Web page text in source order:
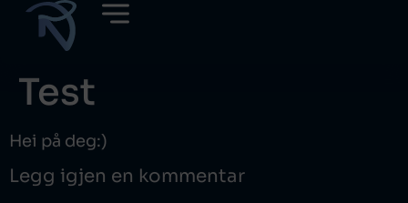
Test
Hei på deg:)
Legg igjen en kommentar